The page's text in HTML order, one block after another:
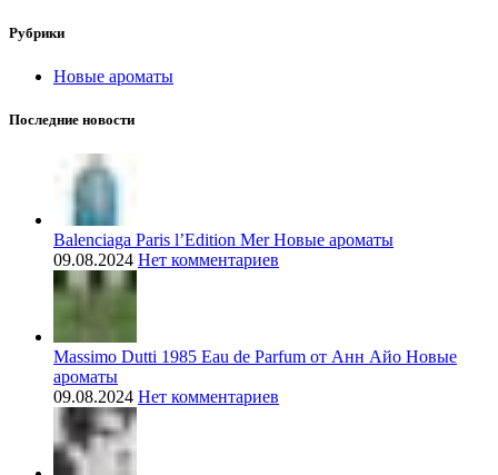
Рубрики
Новые ароматы
Последние новости
Balenciaga Paris l’Edition Mer Новые ароматы
09.08.2024 Нет комментариев
Massimo Dutti 1985 Eau de Parfum от Анн Айо Новые
ароматы
09.08.2024 Нет комментариев